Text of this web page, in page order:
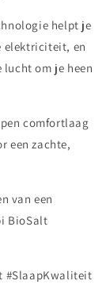
helpt je
elektriciteit, en
lucht om je heen
comfortlaag
een zachte,
van een
BioSalt
#SlaapKwaliteit